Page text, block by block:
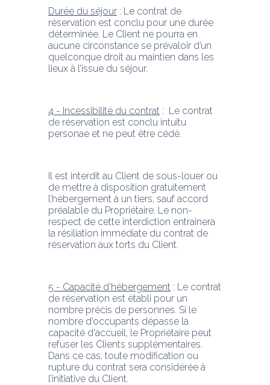
Durée du séjour : Le contrat de
réservation est conclu pour une durée
déterminée. Le Client ne pourra en
aucune circonstance se prévaloir d’un
quelconque droit au maintien dans les
lieux à l’issue du séjour.
4 - Incessibilité du contrat :  Le contrat
de réservation est conclu intuitu
personae et ne peut être cédé.
Il est interdit au Client de sous-louer ou
de mettre à disposition gratuitement
l’hébergement à un tiers, sauf accord
préalable du Propriétaire. Le non-
respect de cette interdiction entrainera
la résiliation immédiate du contrat de
réservation aux torts du Client.
5 - Capacité d’hébergement : Le contrat
de réservation est établi pour un
nombre précis de personnes. Si le
nombre d’occupants dépasse la
capacité d'accueil, le Propriétaire peut
refuser les Clients supplémentaires.
Dans ce cas, toute modification ou
rupture du contrat sera considérée à
l’initiative du Client.